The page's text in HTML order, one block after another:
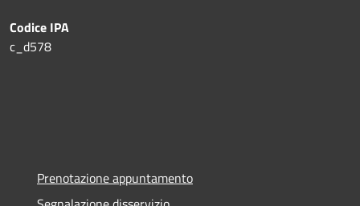
Codice IPA
c_d578
Prenotazione appuntamento